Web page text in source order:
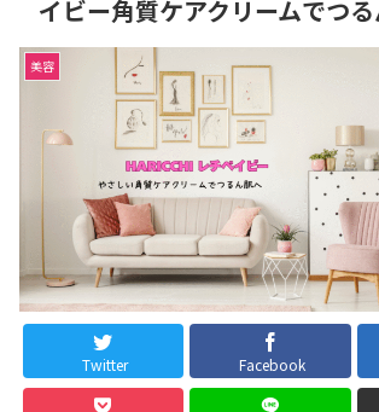
イビー角質ケアクリームでつ
美容
Twitter Facebook